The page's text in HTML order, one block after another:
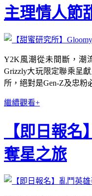
主理情人節
Y2K風潮從未間斷，潮
Grizzly大玩限定聯乘呈
所，絕對是Gen-Z及忠粉
繼續觀看+
【即日報
奪星之旅